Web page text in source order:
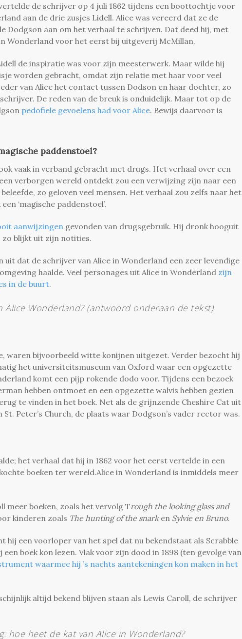
de schrijver op 4 juli 1862 tijdens een boottochtje voor
aan de drie zusjes Lidell. Alice was vereerd dat ze de
Dodgson aan om het verhaal te schrijven. Dat deed hij, met
Wonderland voor het eerst bij uitgeverij McMillan.
de inspiratie was voor zijn meesterwerk. Maar wilde hij
worden gebracht, omdat zijn relatie met haar voor veel
van Alice het contact tussen Dodson en haar dochter, zo
De reden van de breuk is onduidelijk. Maar tot op de
pedofiele gevoelens had voor Alice. Bewijs daarvoor is
paddenstoel?
vaak in verband gebracht met drugs. Het verhaal over een
verborgen wereld ontdekt zou een verwijzing zijn naar een
zo geloven veel mensen. Het verhaal zou zelfs naar het
‘magische paddenstoel’.
aanwijzingen gevonden van drugsgebruik. Hij dronk hooguit
zo blijkt uit zijn notities.
dat de schrijver van Alice in Wonderland een zeer levendige
haalde. Veel personages uit Alice in Wonderland zijn
in de buurt.
Alice Wonderland? (antwoord onderaan de tekst)
waren bijvoorbeeld witte konijnen uitgezet. Verder bezocht hij
het universiteitsmuseum van Oxford waar een opgezette
komt een pijp rokende dodo voor. Tijdens een bezoek
hebben ontmoet en een opgezette walvis hebben gezien
te vinden in het boek. Net als de grijnzende Cheshire Cat uit
Peter’s Church, de plaats waar Dodgson’s vader rector was.
het verhaal dat hij in 1862 voor het eerst vertelde in een
boeken ter wereld.Alice in Wonderland is inmiddels meer
meer boeken, zoals het vervolg Trough the looking glass and
kinderen zoals The hunting of the snarken Sylvie en Bruno.
hij een voorloper van het spel dat nu bekendstaat als Scrabble
boek kon lezen. Vlak voor zijn dood in 1898 (ten gevolge van
waarmee hij ’s nachts aantekeningen kon maken in het
altijd bekend blijven staan als Lewis Caroll, de schrijver
hoe heet de kat van Alice in Wonderland?